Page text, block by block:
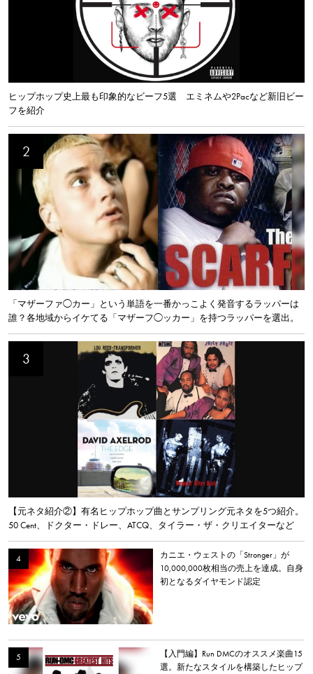
ヒップホップ史上最も印象的なビーフ5選 エミネムや2Pacなど新旧ビー
フを紹介
「マザーファ◯カー」という単語を一番かっこよく発音するラッパーは
誰？各地域からイケてる「マザーフ◯ッカー」を持つラッパーを選出。
【元ネタ紹介②】有名ヒップホップ曲とサンプリング元ネタを5つ紹介。
50 Cent、ドクター・ドレー、ATCQ、タイラー・ザ・クリエイターなど
カニエ・ウェストの「Stronger」が
10,000,000枚相当の売上を達成。自身
初となるダイヤモンド認定
【入門編】Run DMCのオススメ楽曲15
選。新たなスタイルを構築したヒップ